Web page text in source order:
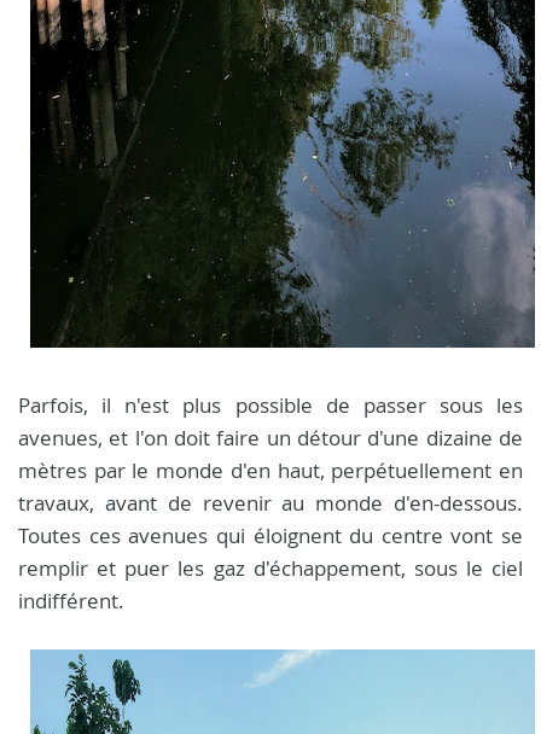
Parfois, il n'est plus possible de passer sous les
avenues, et l'on doit faire un détour d'une dizaine de
mètres par le monde d'en haut, perpétuellement en
travaux, avant de revenir au monde d'en-dessous.
Toutes ces avenues qui éloignent du centre vont se
remplir et puer les gaz d'échappement, sous le ciel
indifférent.